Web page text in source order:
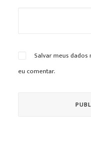
Salvar meus
eu comentar.